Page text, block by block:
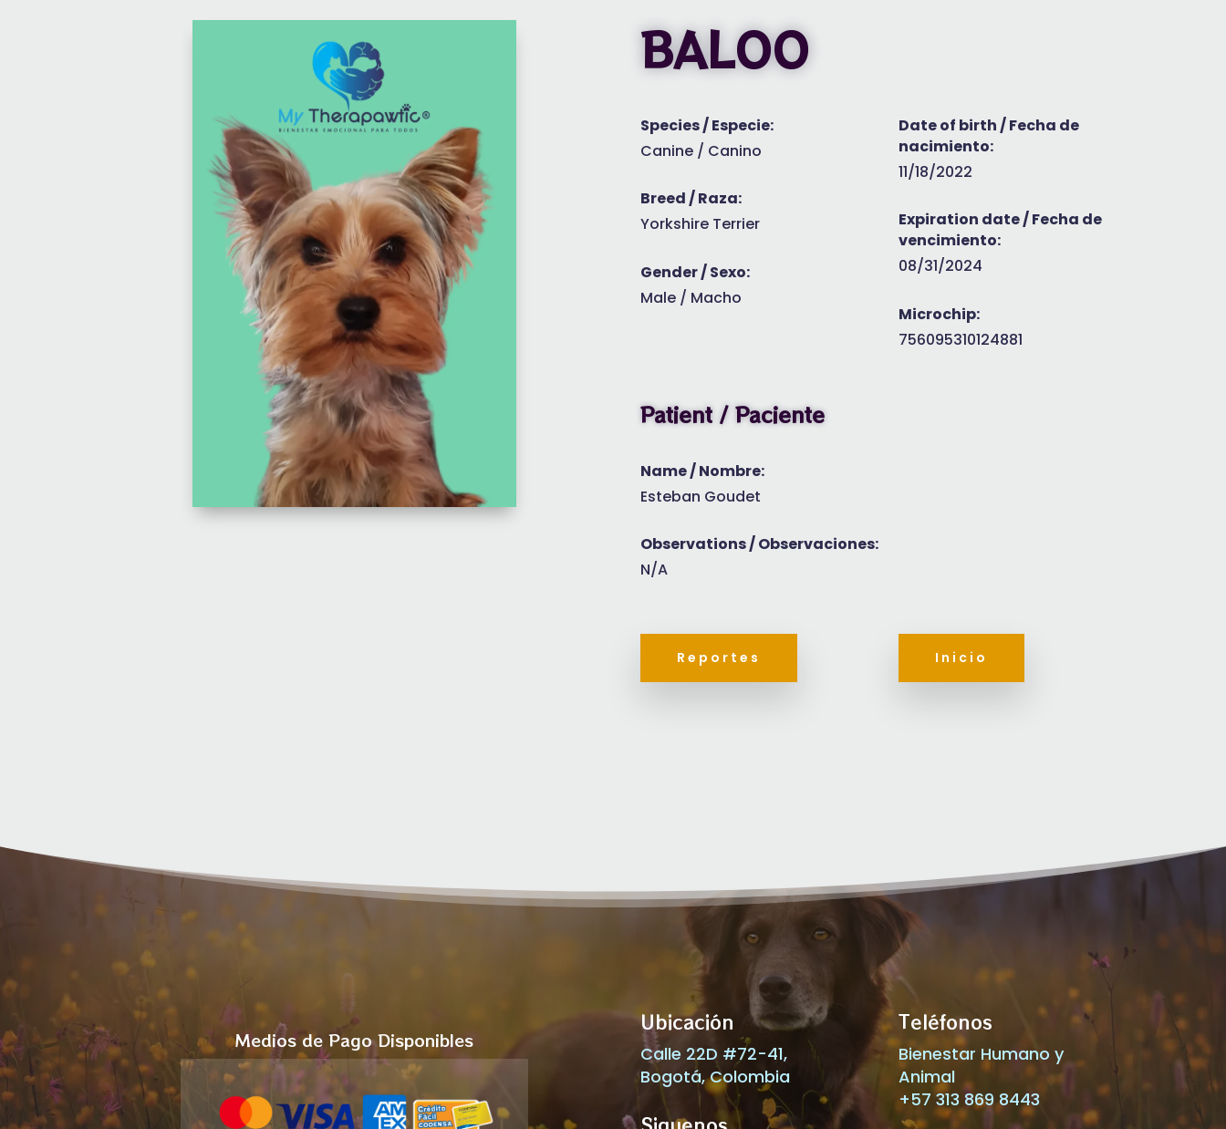
BALOO
Species / Especie:
Canine / Canino
Breed / Raza:
Yorkshire Terrier
Gender / Sexo:
Male / Macho
Date of birth / Fecha de
nacimiento:
11/18/2022
Expiration date / Fecha de
vencimiento:
08/31/2024
Microchip:
756095310124881
Patient / Paciente
Name / Nombre:
Esteban Goudet
Observations / Observaciones:
N/A
Reportes Inicio
Medios de Pago Disponibles
Ubicación
Calle 22D #72-41,
Bogotá, Colombia
Teléfonos
Bienestar Humano y
Animal
+57 313 869 8443